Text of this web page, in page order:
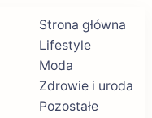
Strona główna
Lifestyle
Moda
Zdrowie i uroda
Pozostałe